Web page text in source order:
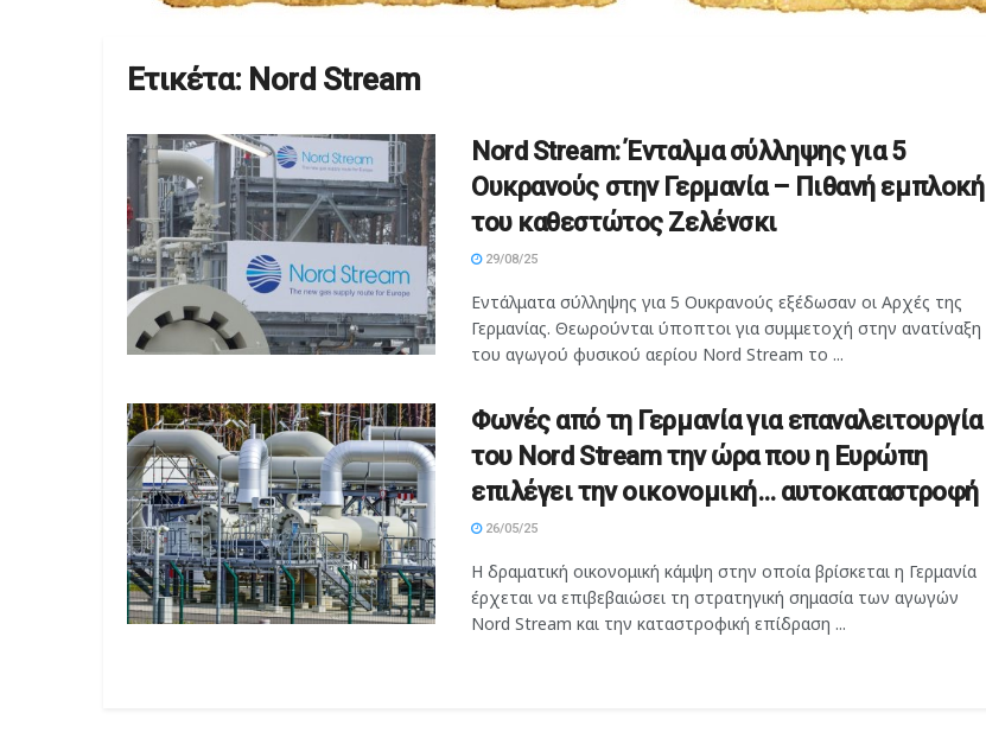
Ετικέτα: Nord Stream
Nord Stream: Ένταλμα σύλληψης για 5
Ουκρανούς στην Γερμανία – Πιθανή εμπλοκή
του καθεστώτος Ζελένσκι
29/08/25
Εντάλματα σύλληψης για 5 Ουκρανούς εξέδωσαν οι Αρχές της
Γερμανίας. Θεωρούνται ύποπτοι για συμμετοχή στην ανατίναξη
του αγωγού φυσικού αερίου Nord Stream το ...
Φωνές από τη Γερμανία για επαναλειτουργία
του Nord Stream την ώρα που η Ευρώπη
επιλέγει την οικονομική… αυτοκαταστροφή
26/05/25
Η δραματική οικονομική κάμψη στην οποία βρίσκεται η Γερμανία
έρχεται να επιβεβαιώσει τη στρατηγική σημασία των αγωγών
Nord Stream και την καταστροφική επίδραση ...